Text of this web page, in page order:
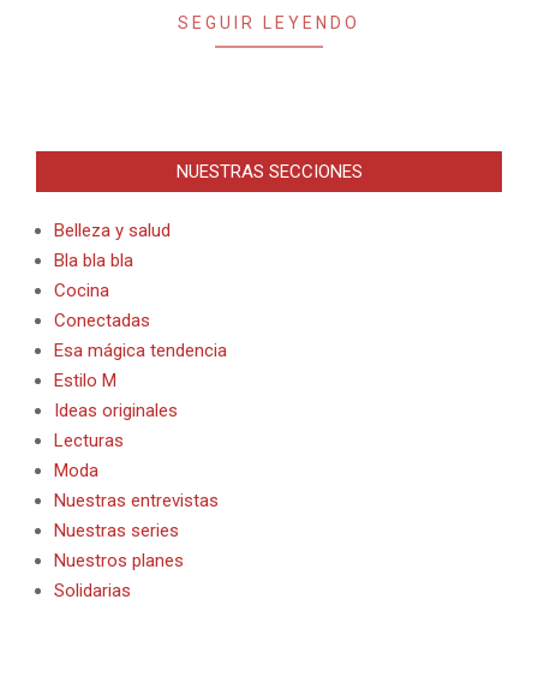
SEGUIR LEYENDO
NUESTRAS SECCIONES
Belleza y salud
Bla bla bla
Cocina
Conectadas
Esa mágica tendencia
Estilo M
Ideas originales
Lecturas
Moda
Nuestras entrevistas
Nuestras series
Nuestros planes
Solidarias